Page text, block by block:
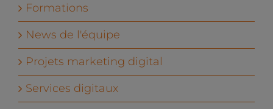
Formations
News de l'équipe
Projets marketing digital
Services digitaux